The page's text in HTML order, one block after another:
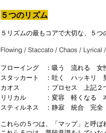
５つのリズム
５リズムの最もコアで大切な、５つ
Flowing / Staccato / Chaos / Lyrical /
フローイング ：吸う 流れる
スタッカート ：吐く ハッキ
カオス ：プロセス 上記２つ
リリカル ：変容 軽くなる 本
スティルネス ：静寂 統合 完
これらの５つは、「マップ」と呼ば